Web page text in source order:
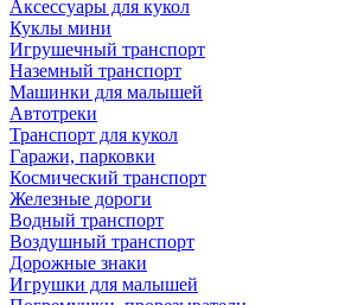
Аксессуары для кукол
Куклы мини
Игрушечный транспорт
Наземный транспорт
Машинки для малышей
Автотреки
Транспорт для кукол
Гаражи, парковки
Космический транспорт
Железные дороги
Водный транспорт
Воздушный транспорт
Дорожные знаки
Игрушки для малышей